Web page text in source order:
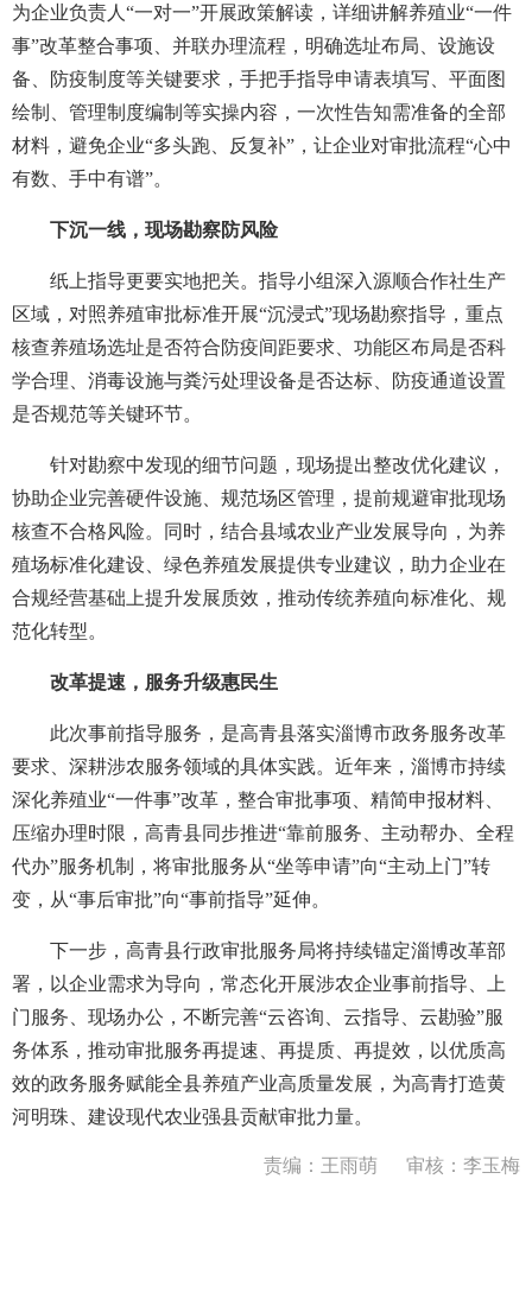
为企业负责人“一对一”开展政策解读，详细讲解养殖业“一件
事”改革整合事项、并联办理流程，明确选址布局、设施设
备、防疫制度等关键要求，手把手指导申请表填写、平面图
绘制、管理制度编制等实操内容，一次性告知需准备的全部
材料，避免企业“多头跑、反复补”，让企业对审批流程“心中
有数、手中有谱”。
下沉一线，现场勘察防风险
纸上指导更要实地把关。指导小组深入源顺合作社生产
区域，对照养殖审批标准开展“沉浸式”现场勘察指导，重点
核查养殖场选址是否符合防疫间距要求、功能区布局是否科
学合理、消毒设施与粪污处理设备是否达标、防疫通道设置
是否规范等关键环节。
针对勘察中发现的细节问题，现场提出整改优化建议，
协助企业完善硬件设施、规范场区管理，提前规避审批现场
核查不合格风险。同时，结合县域农业产业发展导向，为养
殖场标准化建设、绿色养殖发展提供专业建议，助力企业在
合规经营基础上提升发展质效，推动传统养殖向标准化、规
范化转型。
改革提速，服务升级惠民生
此次事前指导服务，是高青县落实淄博市政务服务改革
要求、深耕涉农服务领域的具体实践。近年来，淄博市持续
深化养殖业“一件事”改革，整合审批事项、精简申报材料、
压缩办理时限，高青县同步推进“靠前服务、主动帮办、全程
代办”服务机制，将审批服务从“坐等申请”向“主动上门”转
变，从“事后审批”向“事前指导”延伸。
下一步，高青县行政审批服务局将持续锚定淄博改革部
署，以企业需求为导向，常态化开展涉农企业事前指导、上
门服务、现场办公，不断完善“云咨询、云指导、云勘验”服
务体系，推动审批服务再提速、再提质、再提效，以优质高
效的政务服务赋能全县养殖产业高质量发展，为高青打造黄
河明珠、建设现代农业强县贡献审批力量。
责编：王雨萌 审核：李玉梅